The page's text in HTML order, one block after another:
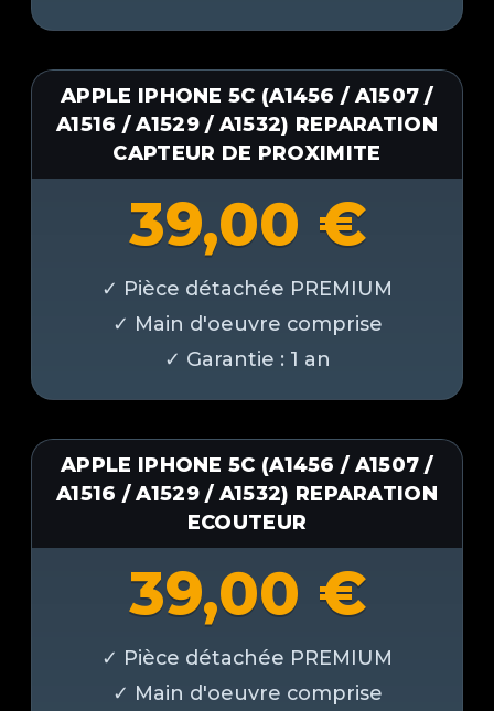
APPLE IPHONE 5C (A1456 / A1507 /
A1516 / A1529 / A1532) REPARATION
CAPTEUR DE PROXIMITE
39,00 €
APPLE IPHONE 5C (A1456 / A1507 /
A1516 / A1529 / A1532) REPARATION
ECOUTEUR
39,00 €